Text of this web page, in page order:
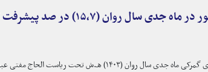
روان (۱۵،۷) در صد پیشرفت کرده است!
سعید معین عواید و گمرکات وزارت مالیه به شکل آنلاین و حضوری دایر گردید.